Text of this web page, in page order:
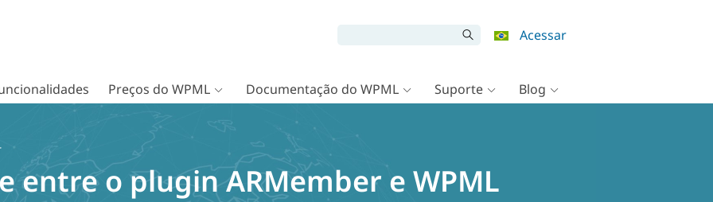
Acessar
Preços do WPML Documentação do WPML Suporte Blog
entre o plugin ARMember e WPML